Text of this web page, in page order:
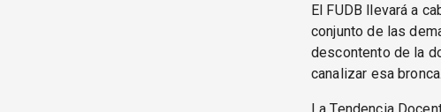
El FUDB llevará a
conjunto de las
descontento de la
canalizar esa bronca.
La Tendencia